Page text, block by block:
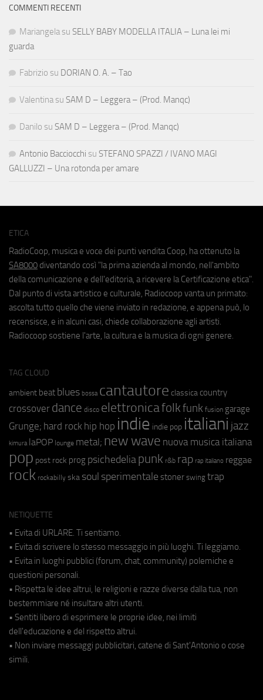
COMMENTI RECENTI
Mariangela su SELLY BABY MODELLA ITALIA – Luna lei mi
guarda
Fabrizio su DORIAN O. A. – Tao
Valentina su SAM D – Leggera – (Prod. Manqc)
Danilo su SAM D – Leggera – (Prod. Manqc)
Antonio Bacciocchi su STEFANO SPAZZI / IVANO MAGI
GALLUZZI – Una rotonda per amare
ETICA
RadioCoop, musica e voce dei punti vendita Coop, ha ottenuto la
SA8000 diventando così "la prima azienda al mondo, nell'ambito
della comunicazione e dell'editoria, a ricevere la Certificazione etica".
Dal punto di vista artistico e culturale, Radiocoop vanta un primato:
ascolta tutto quello che viene inviato in redazione, e appena può, lo
recensisce, e in alcuni casi, chiede collaborazione agli artisti.
Radiocoop sostiene l'arte, la cultura e la musica di ogni genere.
TAG CLOUD
ambient beat blues bossa cantautore classica country
crossover dance disco elettronicafolkfunk fusion garage
Grunge; hard rock hip hop indie indie pop italiani jazz
kimura laPOP lounge metal; new wave nuova musica italiana
pop post rock prog psichedeliapunk r&b rap rap italiano reggae
rock rockabilly ska soul sperimentale stoner swing trap
NETIQUETTE
• Evita di URLARE. Ti sentiamo.
• Evita di scrivere lo stesso messaggio in più luoghi. Ti leggiamo.
• Evita in luoghi pubblici (forum, chat, community) polemiche e
questioni personali.
• Rispetta le idee altrui, le religioni e razze diverse dalla tua, non
bestemmiare né insultare altri utenti.
• Sentiti libero di esprimere le proprie idee, nei limiti
dell'educazione e del rispetto altrui.
• Non inviare messaggi pubblicitari, catene di Sant'Antonio o cose
simili.